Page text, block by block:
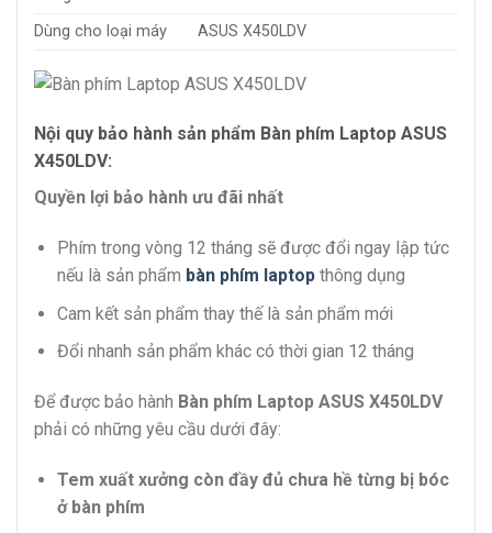
Dùng cho loại máy
ASUS X450LDV
Nội quy bảo hành sản phẩm Bàn phím Laptop ASUS
X450LDV:
Quyền lợi bảo hành ưu đãi nhất
Phím trong vòng 12 tháng sẽ được đổi ngay lập tức
nếu là sản phẩm bàn phím laptopthông dụng
Cam kết sản phẩm thay thế là sản phẩm mới
Đổi nhanh sản phẩm khác có thời gian 12 tháng
Để được bảo hành Bàn phím Laptop ASUS X450LDV
phải có những yêu cầu dưới đây:
Tem xuất xưởng còn đầy đủ chưa hề từng bị bóc
ở bàn phím